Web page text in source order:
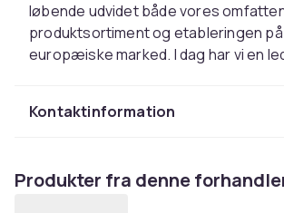
løbende udvidet både vores
produktsortiment og etableringen
europæiske marked. I dag har vi en
kvadratmeter er vi bedst rustede til at
stolte og glade for at levere til
Kontaktinformation
Produkter fra denne